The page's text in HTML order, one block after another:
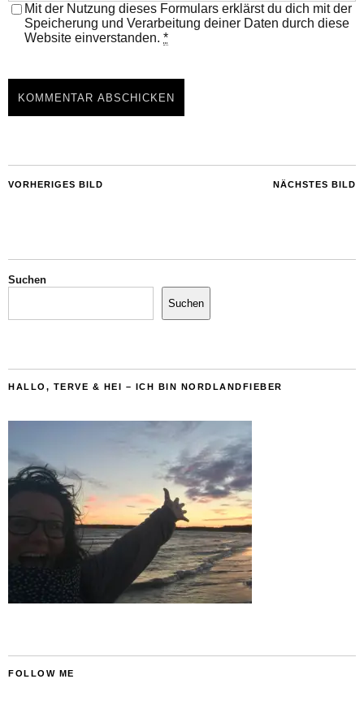
Mit der Nutzung dieses Formulars erklärst du dich mit der
Speicherung und Verarbeitung deiner Daten durch diese
Website einverstanden. *
NÄCHSTES BILD
VORHERIGES BILD
Suchen
Suchen
HALLO, TERVE & HEI – ICH BIN NORDLANDFIEBER
FOLLOW ME